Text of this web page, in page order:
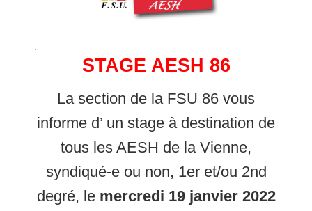
STAGE AESH 86
La section de la FSU 86 vous
informe d’ un stage à destination de
tous les AESH de la Vienne,
syndiqué-e ou non, 1er et/ou 2nd
degré, le mercredi 19 janvier 2022